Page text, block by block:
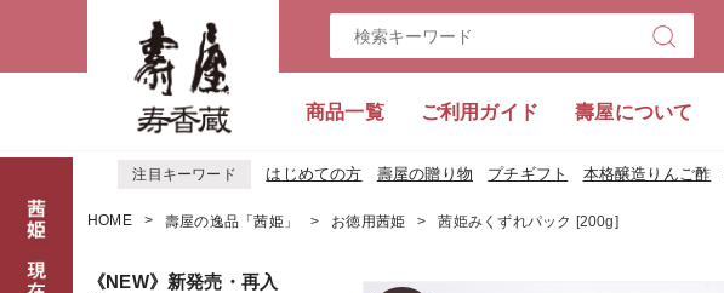
商品一覧 ご利用ガイド 壽屋について
注目キーワード はじめての方 壽屋の贈り物 プチギフト 本格醸造りんご酢
HOME 壽屋の逸品「茜姫」 お徳用茜姫 茜姫みくずれパック [200g]
《NEW》新発売・再入